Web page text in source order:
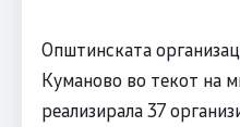
Општинската
Куманово во текот на
реализирала 37